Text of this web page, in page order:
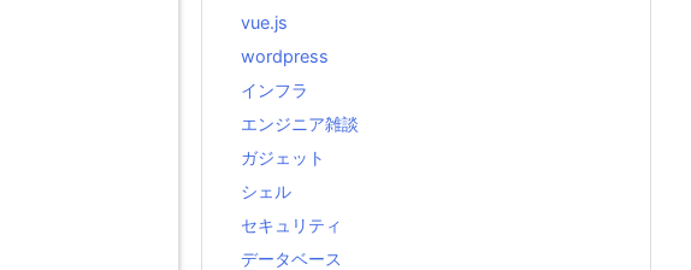
vue.js
wordpress
インフラ
エンジニア雑談
ガジェット
シェル
セキュリティ
データベース